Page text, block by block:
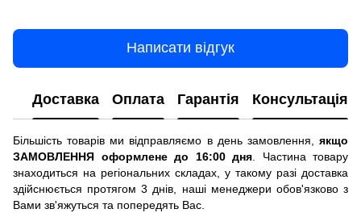
Написати відгук
Доставка Оплата Гарантія Консультація
Більшість товарів ми відправляємо в день замовлення, якщо
ЗАМОВЛЕННЯ оформлене до 16:00 дня . Частина товару
знаходиться на регіональних складах, у такому разі доставка
здійснюється протягом 3 днів, наші менеджери обов'язково з
Вами зв'яжуться та попередять Вас.